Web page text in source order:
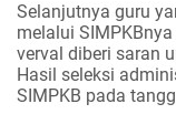
Selanjutnya guru
melalui
verval diberi saran
Hasil seleksi
SIMPKB pada